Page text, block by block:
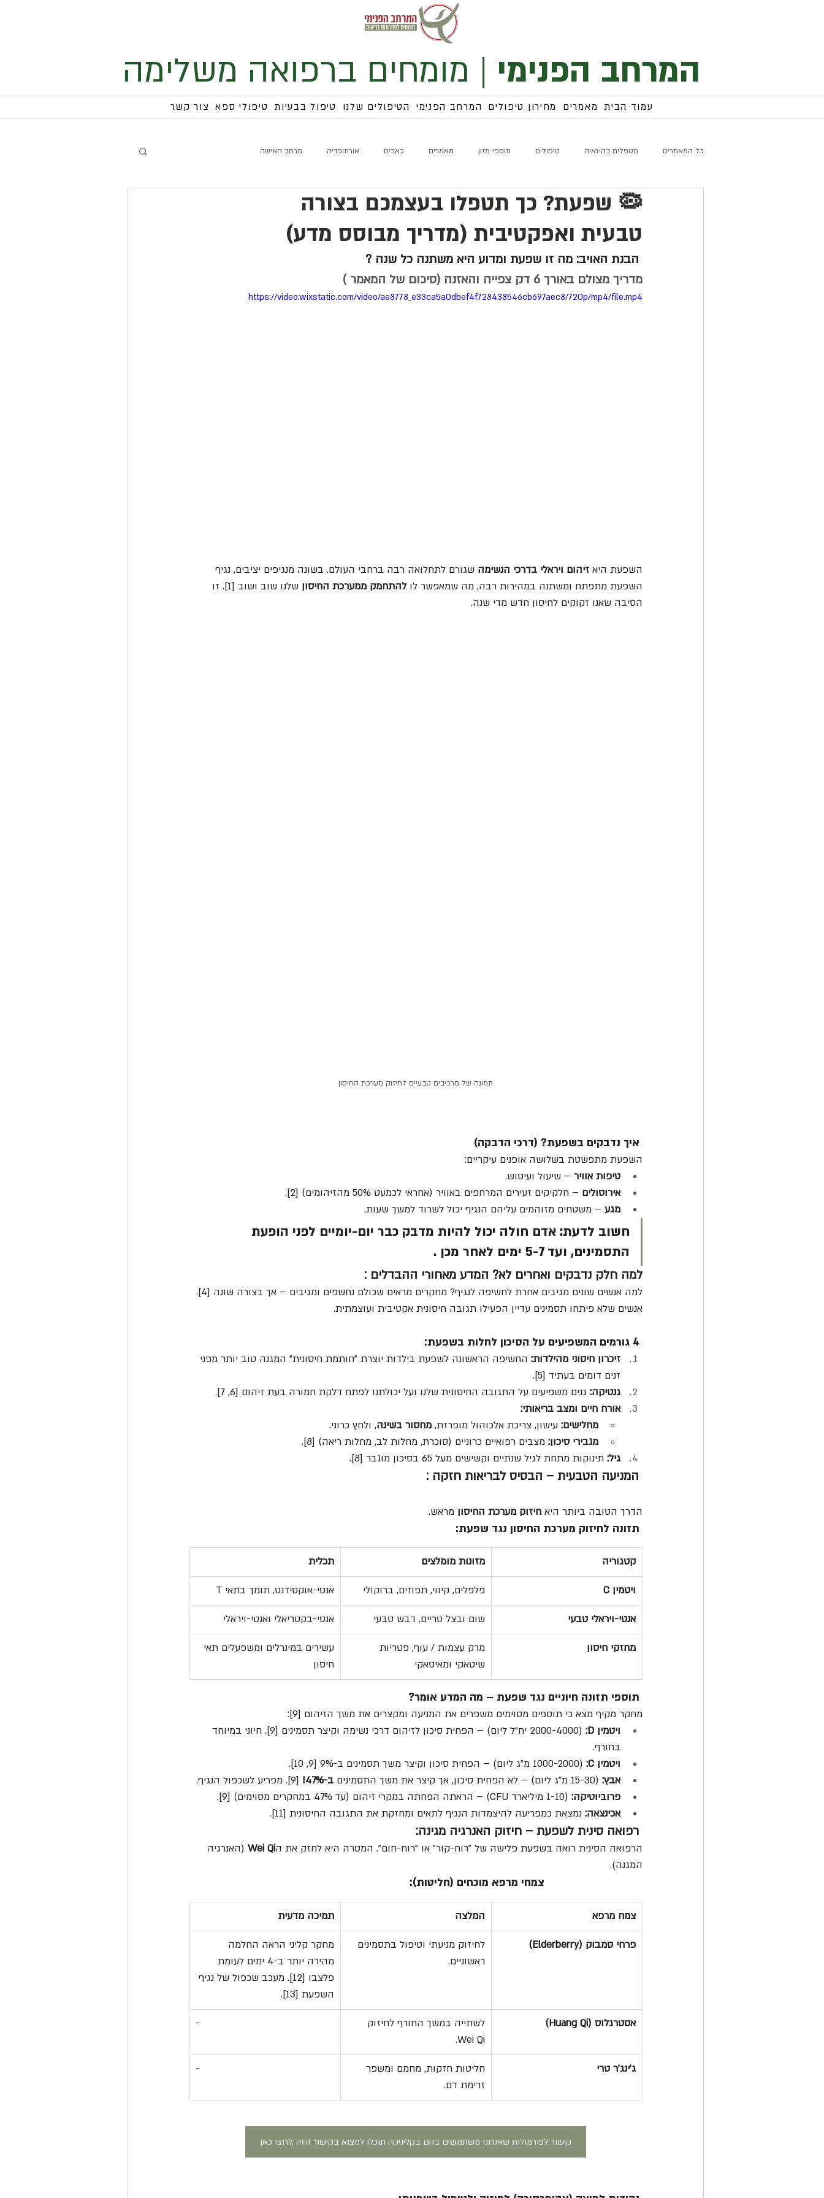
המרחב הפנימי | מומחים ברפואה משלימה
עמוד הבית מאמרים מחירון טיפולים המרחב הפנימי הטיפולים שלנו טיפול בבעיות טיפולי ספא צור קשר
כל המאמרים מטפלים בהיגאיה טיפולים תוספי מזון מאמרים כאבים אורתופדיה מרחב האישה
🦠 שפעת? כך תטפלו בעצמכם בצורה
טבעית ואפקטיבית (מדריך מבוסס מדע)
מדריך מצולם באורך 6 דק צפייה והאזנה (סיכום של המאמר )
https://video.wixstatic.com/video/ae8778_e33ca5a0dbef4f728438546cb697aec8/720p/mp4/file.mp4
השפעת היא זיהום ויראלי בדרכי הנשימה שגורם לתחלואה רבה ברחבי העולם. בשונה מנגיפים יציבים, נגיף
השפעת מתפתח ומשתנה במהירות רבה, מה שמאפשר לו להתחמק ממערכת החיסון
שלנו שוב ושוב [1]. זו
הסיבה שאנו זקוקים לחיסון חדש מדי שנה.
תמונה של מרכיבים טבעיים לחיזוק מערכת החיסון
השפעת מתפשטת בשלושה אופנים עיקריים:
טיפות אוויר – שיעול ועיטוש.
אירוסולים – חלקיקים זעירים המרחפים באוויר (אחראי לכמעט 50% מהזיהומים) [2].
מגע – משטחים מזוהמים עליהם הנגיף יכול לשרוד למשך שעות.
חשוב לדעת: אדם חולה יכול להיות מדבק כבר יום-יומיים לפני הופעת
התסמינים, ועד 5-7 ימים לאחר מכן .
למה חלק נדבקים ואחרים לא? המדע מאחורי ההבדלים :
למה אנשים שונים מגיבים אחרת לחשיפה לנגיף? מחקרים מראים שכולם נחשפים ומגיבים – אך בצורה שונה [4].
אנשים שלא פיתחו תסמינים עדיין הפעילו תגובה חיסונית אקטיבית ועוצמתית.
זיכרון חיסוני מהילדות: החשיפה הראשונה לשפעת בילדות יוצרת "חותמת חיסונית" המגנה טוב יותר מפני
זנים דומים בעתיד [5].
גנטיקה: גנים משפיעים על התגובה החיסונית שלנו ועל יכולתנו לפתח דלקת חמורה בעת זיהום [6, 7].
אורח חיים ומצב בריאותי:
מחלישים: עישון, צריכת אלכוהול מופרזת, מחסור בשינה, ולחץ כרוני.
מגבירי סיכון: מצבים רפואיים כרוניים (סוכרת, מחלות לב, מחלות ריאה) [8].
גיל: תינוקות מתחת לגיל שנתיים וקשישים מעל 65 בסיכון מוגבר [8].
הדרך הטובה ביותר היא חיזוק מערכת החיסון מראש.
קטגוריה מזונות מומלצים תכלית
ויטמין C פלפלים, קיווי, תפוזים, ברוקולי אנטי-אוקסידנט, תומך בתאי T
אנטי-ויראלי טבעי שום ובצל טריים, דבש טבעי אנטי-בקטריאלי ואנטי-ויראלי
מחזקי חיסון
מרק עצמות / עוף, פטריות
שיטאקי ומאיטאקי
עשירים במינרלים ומשפעלים תאי
חיסון
מחקר מקיף מצא כי תוספים מסוימים משפרים את המניעה ומקצרים את משך הזיהום [9]:
ויטמין D:
(2000-4000 יח"ל ליום) – הפחית סיכון לזיהום דרכי נשימה וקיצר תסמינים [9]. חיוני במיוחד
בחורף.
ויטמין C:
(1000-2000 מ"ג ליום) – הפחית סיכון וקיצר משך תסמינים ב-9% [9, 10].
אבץ: (15-30 מ"ג ליום) – לא הפחית סיכון, אך קיצר את משך התסמינים ב-47%!
[9]. מפריע לשכפול הנגיף.
פרוביוטיקה: (1-10 מיליארד CFU) – הראתה הפחתה במקרי זיהום (עד 47% במחקרים מסוימים) [9].
אכינצאה: נמצאת כמפריעה להיצמדות הנגיף לתאים ומחזקת את התגובה החיסונית [11].
הרפואה הסינית רואה בשפעת פלישה של "רוח-קור" או "רוח-חום". המטרה היא לחזק את הWei Qi (האנרגיה
המגנה).
צמחי מרפא מוכחים (חליטות):
צמח מרפא המלצה תמיכה מדעית
פרחי סמבוק (Elderberry)
לחיזוק מניעתי וטיפול בתסמינים
ראשוניים.
מחקר קליני הראה החלמה
מהירה יותר ב-4 ימים לעומת
פלצבו [12]. מעכב שכפול של נגיף
השפעת [13].
אסטרגלוס (Huang Qi)
לשתייה במשך החורף לחיזוק
Wei Qi.
-
ג'ינג'ר טרי
חליטות חזקות, מחמם ומשפר
זרימת דם.
-
קישור לפורמולות שאנחנו משתמשים בהם בקליניקה תוכלו למצוא בקישור הזה ,לחצו כאן